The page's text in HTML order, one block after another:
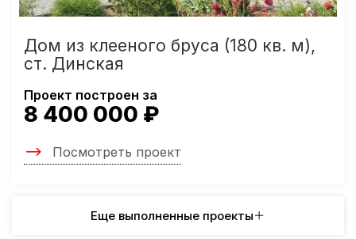
Дом из клееного бруса (180 кв. м),
ст. Динская
Проект построен за
8 400 000 ₽
Посмотреть проект
Еще выполненные проекты